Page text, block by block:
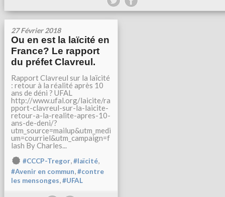
27 Février 2018
Ou en est la laïcité en
France? Le rapport
du préfet Clavreul.
Rapport Clavreul sur la laïcité
: retour à la réalité après 10
ans de déni ? UFAL
http://www.ufal.org/laicite/ra
pport-clavreul-sur-la-laicite-
retour-a-la-realite-apres-10-
ans-de-deni/?
utm_source=mailup&utm_medi
um=courriel&utm_campaign=f
lash By Charles...
#CCCP-Tregor,#laïcité,
#Avenir en commun,#contre
les mensonges,#UFAL